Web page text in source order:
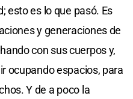
esto es lo que pasó. Es
y generaciones de
con sus cuerpos y,
ocupando espacios, para
Y de a poco la